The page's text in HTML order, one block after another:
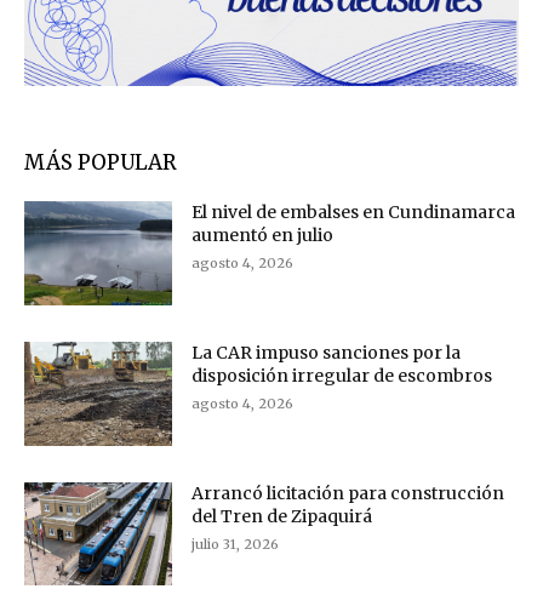
MÁS POPULAR
El nivel de embalses en Cundinamarca
aumentó en julio
agosto 4, 2026
La CAR impuso sanciones por la
disposición irregular de escombros
agosto 4, 2026
Arrancó licitación para construcción
del Tren de Zipaquirá
julio 31, 2026